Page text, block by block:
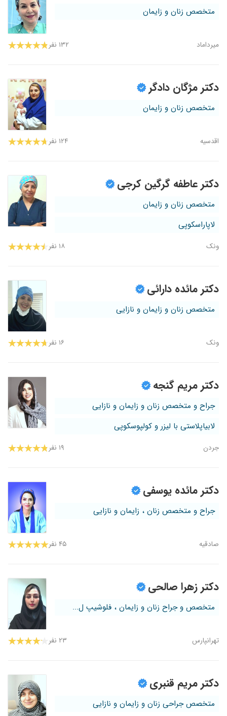
متخصص زنان و زایمان
میرداماد ۱۳۲ نفر
دکتر مژگان دادگر
متخصص زنان و زایمان
اقدسیه ۱۲۴ نفر
دکتر عاطفه گرگین کرجی
متخصص زنان و زایمان
لاپاراسکوپی
ونک ۱۸ نفر
دکتر مائده دارائی
متخصص زنان و زایمان و نازایی
ونک ۱۶ نفر
دکتر مریم گنجه
جراح و متخصص زنان و زایمان و نازایی
لابیاپلاستی با لیزر و کولپوسکوپی
جردن ۱۹ نفر
دکتر مائده یوسفی
جراح و متخصص زنان ، زایمان و نازایی
صادقیه ۴۵ نفر
دکتر زهرا صالحی
متخصص و جراح زنان و زایمان ، فلوشیپ ل...
تهرانپارس ۲۳ نفر
دکتر مریم قنبری
متخصص جراحی زنان و زایمان و نازایی